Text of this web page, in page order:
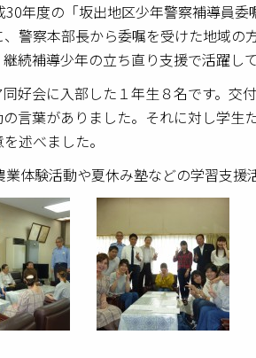
年度の「坂出地区少年警察補導員
警察本部長から委嘱を受けた地域
続補導少年の立ち直り支援で活躍して
好会に入部した１年生８名です。交
言葉がありました。それに対し学
述べました。
体験活動や夏休み塾などの学習支援